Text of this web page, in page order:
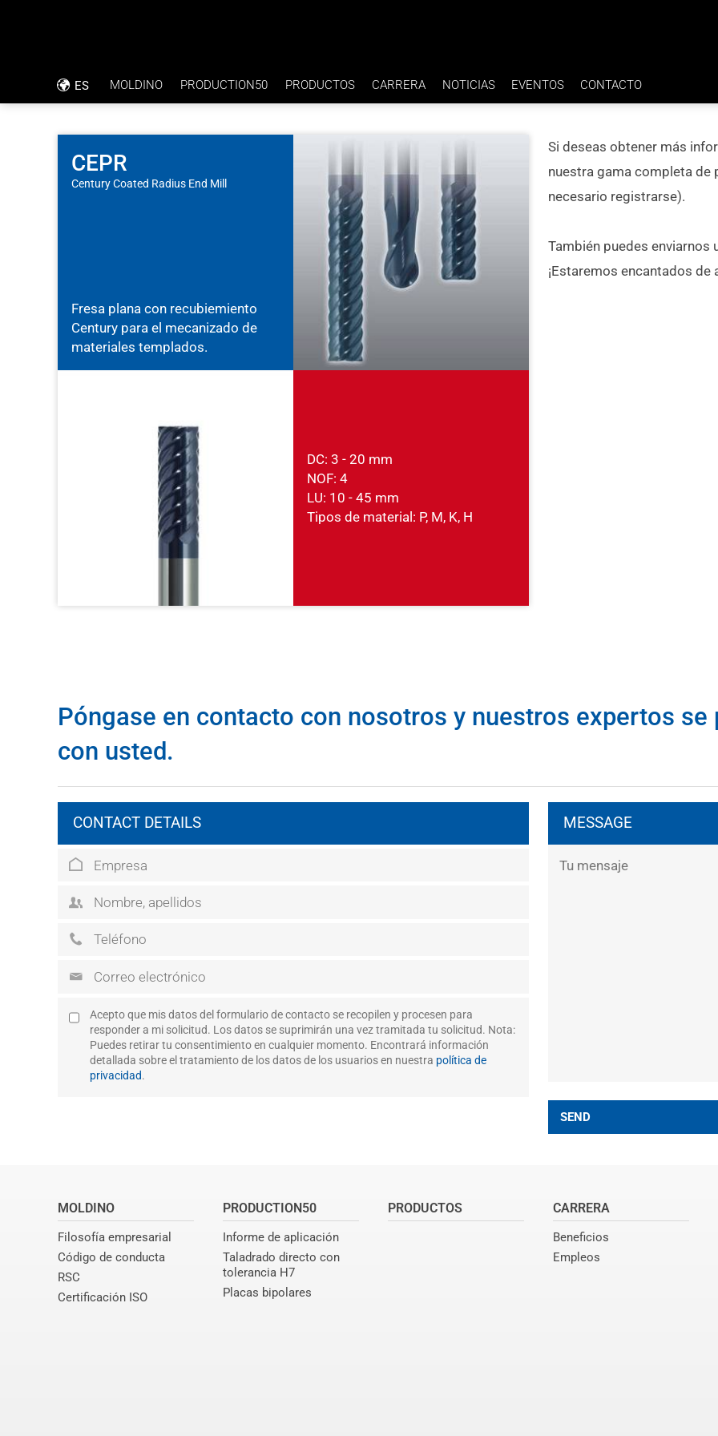
ES MOLDINO
CÓDIGO DE CONDUCTA
RSC
PRODUCTION50
PLACAS BIPOLARES
PRODUCTOS CARRERA NOTICIAS EVENTOS CONTACTO
CEPR
Century Coated Radius End Mill
Fresa plana con recubiemiento
Century para el mecanizado de
materiales templados.
DC: 3 - 20 mm
NOF: 4
LU: 10 - 45 mm
Tipos de material: P, M, K, H
Si deseas obtener más
nuestra gama completa de
necesario registrarse).
También puedes enviarnos
¡Estaremos encantados de
Póngase en contacto con nosotros y nuestros expertos se
con usted.
CONTACT DETAILS
Acepto que mis datos del formulario de contacto se recopilen y procesen para
responder a mi solicitud. Los datos se suprimirán una vez tramitada tu solicitud. Nota:
Puedes retirar tu consentimiento en cualquier momento. Encontrará información
detallada sobre el tratamiento de los datos de los usuarios en nuestra política de
privacidad.
MESSAGE
SEND
MOLDINO
Filosofía empresarial
Código de conducta
RSC
Certificación ISO
PRODUCTION50
Informe de aplicación
Taladrado directo con
tolerancia H7
Placas bipolares
PRODUCTOS CARRERA
Beneficios
Empleos